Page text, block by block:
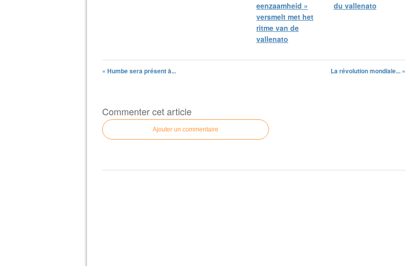
eenzaamheid »
versmelt met het
ritme van de
vallenato
du vallenato
« Humbe sera présent à... La révolution mondiale... »
Commenter cet article
Ajouter un commentaire